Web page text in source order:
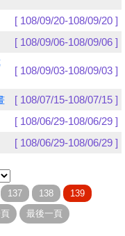
[ 108/09/20-108/09/20 ]
[ 108/09/06-108/09/06 ]
[ 108/09/03-108/09/03 ]
[ 108/07/15-108/07/15 ]
[ 108/06/29-108/06/29 ]
[ 108/06/29-108/06/29 ]